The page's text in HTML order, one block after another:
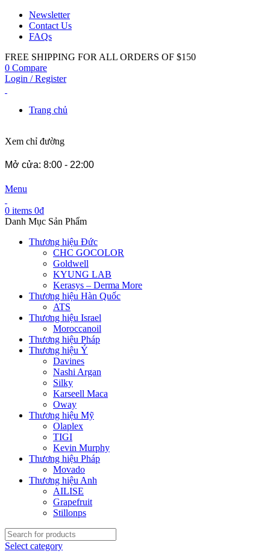
Newsletter
Contact Us
FAQs
FREE SHIPPING FOR ALL ORDERS OF $150
0 Compare
Login / Register
Trang chủ
Xem chỉ đường
Mở cửa: 8:00 - 22:00
Menu
0 items 0₫
Danh Mục Sản Phẩm
Thương hiệu Đức
CHC GOCOLOR
Goldwell
KYUNG LAB
Kerasys – Derma More
Thương hiệu Hàn Quốc
ATS
Thương hiệu Israel
Moroccanoil
Thương hiệu Pháp
Thương hiệu Ý
Davines
Nashi Argan
Silky
Karseell Maca
Oway
Thương hiệu Mỹ
Olaplex
TIGI
Kevin Murphy
Thương hiệu Pháp
Movado
Thương hiệu Anh
AILISE
Grapefruit
Stillonps
Select category